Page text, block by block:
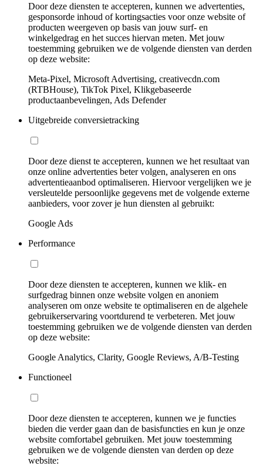
Door deze diensten te accepteren, kunnen we advertenties,
gesponsorde inhoud of kortingsacties voor onze website of
producten weergeven op basis van jouw surf- en
winkelgedrag en het succes hiervan meten. Met jouw
toestemming gebruiken we de volgende diensten van derden
op deze website:
Meta-Pixel, Microsoft Advertising, creativecdn.com
(RTBHouse), TikTok Pixel, Klikgebaseerde
productaanbevelingen, Ads Defender
Uitgebreide conversietracking
Door deze dienst te accepteren, kunnen we het resultaat van
onze online advertenties beter volgen, analyseren en ons
advertentieaanbod optimaliseren. Hiervoor vergelijken we je
versleutelde persoonlijke gegevens met de volgende externe
aanbieders, voor zover je hun diensten al gebruikt:
Google Ads
Performance
Door deze diensten te accepteren, kunnen we klik- en
surfgedrag binnen onze website volgen en anoniem
analyseren om onze website te optimaliseren en de algehele
gebruikerservaring voortdurend te verbeteren. Met jouw
toestemming gebruiken we de volgende diensten van derden
op deze website:
Google Analytics, Clarity, Google Reviews, A/B-Testing
Functioneel
Door deze diensten te accepteren, kunnen we je functies
bieden die verder gaan dan de basisfuncties en kun je onze
website comfortabel gebruiken. Met jouw toestemming
gebruiken we de volgende diensten van derden op deze
website: